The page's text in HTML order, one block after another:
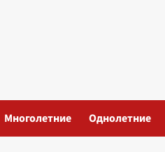
Многолетние Однолетние